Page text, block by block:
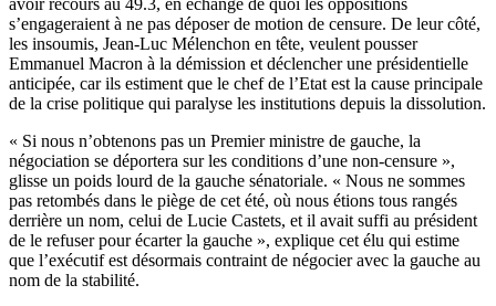
s’engageraient à ne pas déposer de motion de censure. De leur côté,
les insoumis, Jean-Luc Mélenchon en tête, veulent pousser
Emmanuel Macron à la démission et déclencher une présidentielle
anticipée, car ils estiment que le chef de l’Etat est la cause principale
de la crise politique qui paralyse les institutions depuis la dissolution.
« Si nous n’obtenons pas un Premier ministre de gauche, la
négociation se déportera sur les conditions d’une non-censure »,
glisse un poids lourd de la gauche sénatoriale. « Nous ne sommes
pas retombés dans le piège de cet été, où nous étions tous rangés
derrière un nom, celui de Lucie Castets, et il avait suffi au président
de le refuser pour écarter la gauche », explique cet élu qui estime
que l’exécutif est désormais contraint de négocier avec la gauche au
nom de la stabilité.